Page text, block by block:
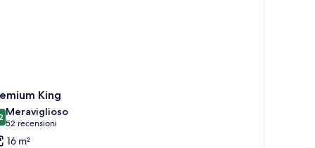
King
su 10
Meraviglioso
52 recensioni
(52
recensioni)
16 m²